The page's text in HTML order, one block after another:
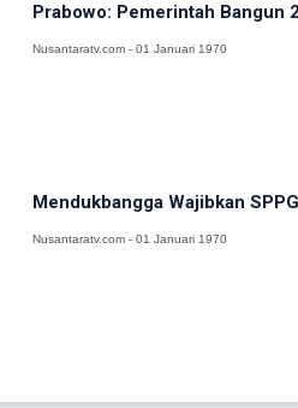
Prabowo: Pemerintah Bangun
Nusantaratv.com - 01 Januari 1970
Mendukbangga Wajibkan
Nusantaratv.com - 01 Januari 1970